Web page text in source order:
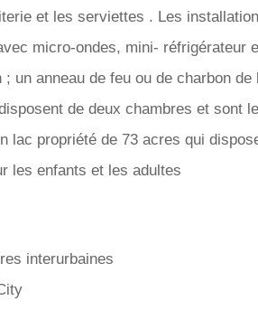
et les serviettes . Les
micro-ondes, mini- réfrigérateur
un anneau de feu ou de charbon
de deux chambres et sont
lac propriété de 73 acres qui
les enfants et les adultes
interurbaines